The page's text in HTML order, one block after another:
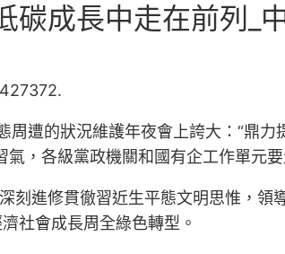
碳成長中走在前列_
周遭的狀況維護年夜會上誇大：“鼎
氣，各級黨政機關和國有企工作單元
刻進修貫徹習近生平態文明思惟，
社會成長周全綠色轉型。